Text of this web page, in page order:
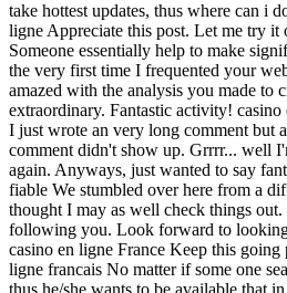
take hottest updates, thus where can i
ligne Appreciate this post. Let me try it
Someone essentially help to make
the very first time I frequented your
amazed with the analysis you made to
extraordinary. Fantastic activity!
I just wrote an very long comment but
comment didn't show up. Grrrr... well
again. Anyways, just wanted to say
fiable We stumbled over here from a
thought I may as well check things
following you. Look forward to
casino en ligne France Keep this going
ligne francais No matter if some one
thus he/she wants to be available that